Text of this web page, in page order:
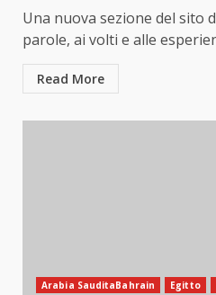
Una nuova sezione del sito
parole, ai volti e alle
Read More
Arabia SauditaBahrain Egitto